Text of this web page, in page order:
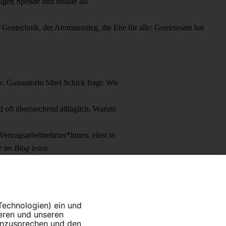
der Atomausstieg, die Ehe für alle: Gemeinsam hat
Gastautorin Sibel Schick fragt: Wie
überraschend alltäglich. Warum
einst in
im Blog lesen
ein und
und unseren
und den